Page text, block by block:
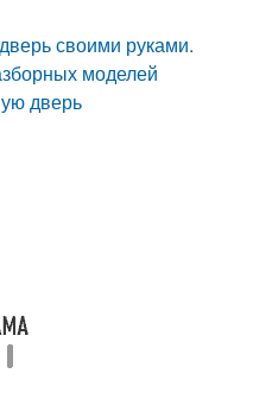
своими руками.
моделей
дверь